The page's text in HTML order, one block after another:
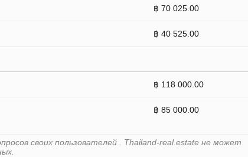
฿ 70 025.00
฿ 40 525.00
฿ 118 000.00
฿ 85 000.00
своих пользователей . Thailand-real.estate не может